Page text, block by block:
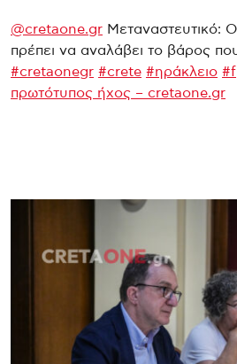
@cretaone.gr Μεταναστευτικό:
πρέπει να αναλάβει το βάρος
#cretaonegr #crete #ηράκλειο #f
πρωτότυπος ήχος – cretaone.gr